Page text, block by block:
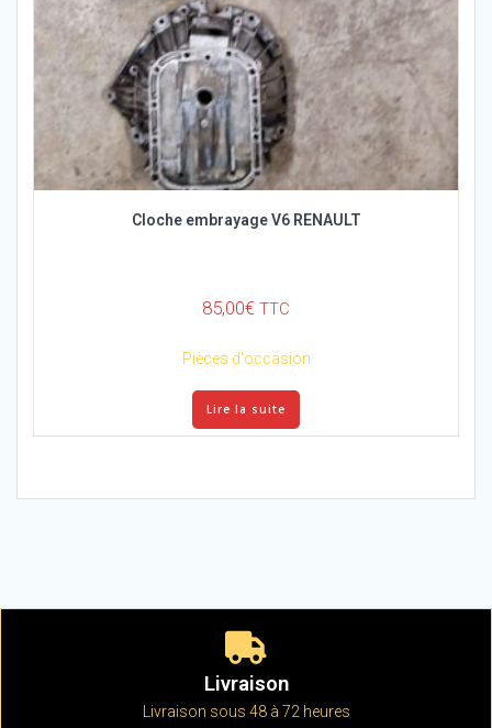
Cloche embrayage V6 RENAULT
85,00€ TTC
Pièces d'occasion
Lire la suite
Livraison
Livraison sous 48 à 72 heures